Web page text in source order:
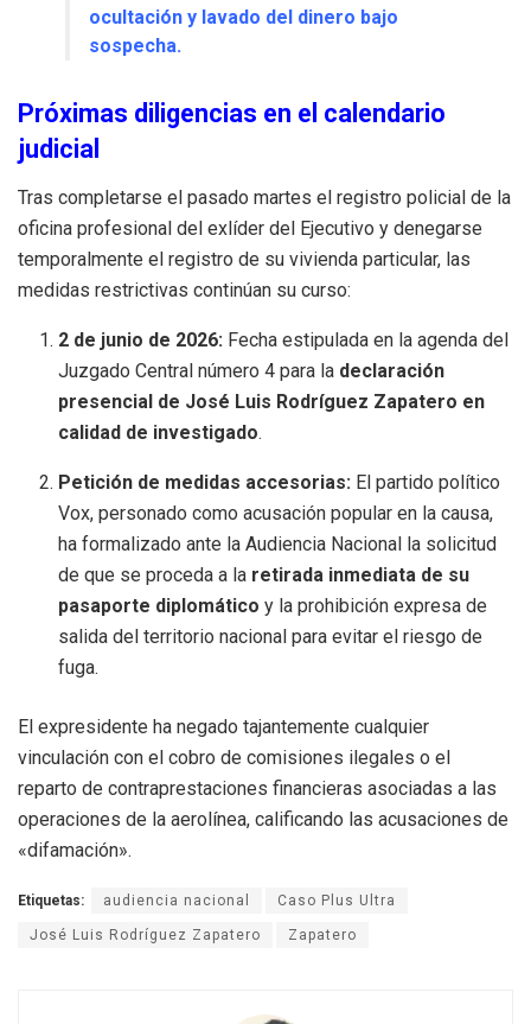
ocultación y lavado del dinero bajo
sospecha.
Próximas diligencias en el calendario
judicial
Tras completarse el pasado martes el registro policial de la
oficina profesional del exlíder del Ejecutivo y denegarse
temporalmente el registro de su vivienda particular, las
medidas restrictivas continúan su curso:
2 de junio de 2026: Fecha estipulada en la agenda del
Juzgado Central número 4 para la declaración
presencial de José Luis Rodríguez Zapatero en
calidad de investigado.
Petición de medidas accesorias: El partido político
Vox, personado como acusación popular en la causa,
ha formalizado ante la Audiencia Nacional la solicitud
de que se proceda a la retirada inmediata de su
pasaporte diplomático y la prohibición expresa de
salida del territorio nacional para evitar el riesgo de
fuga.
El expresidente ha negado tajantemente cualquier
vinculación con el cobro de comisiones ilegales o el
reparto de contraprestaciones financieras asociadas a las
operaciones de la aerolínea, calificando las acusaciones de
«difamación».
Etiquetas: audiencia nacional Caso Plus Ultra
José Luis Rodríguez Zapatero Zapatero